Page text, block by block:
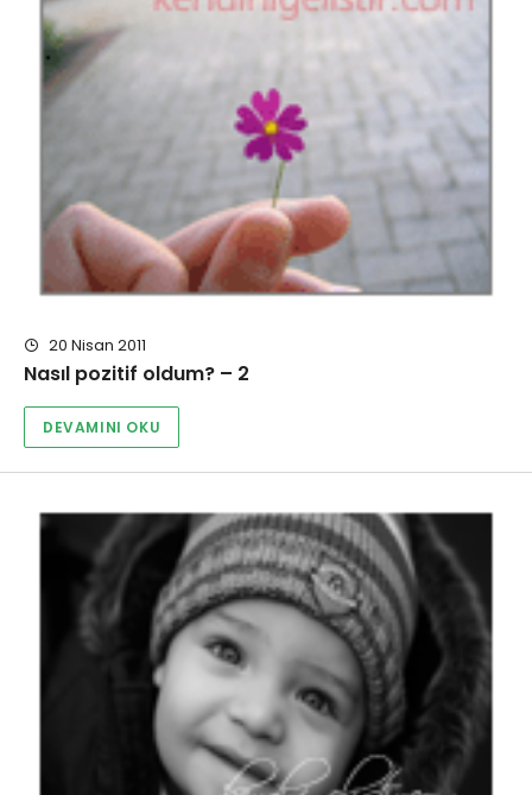
20 Nisan 2011
Nasıl pozitif oldum? – 2
DEVAMINI OKU